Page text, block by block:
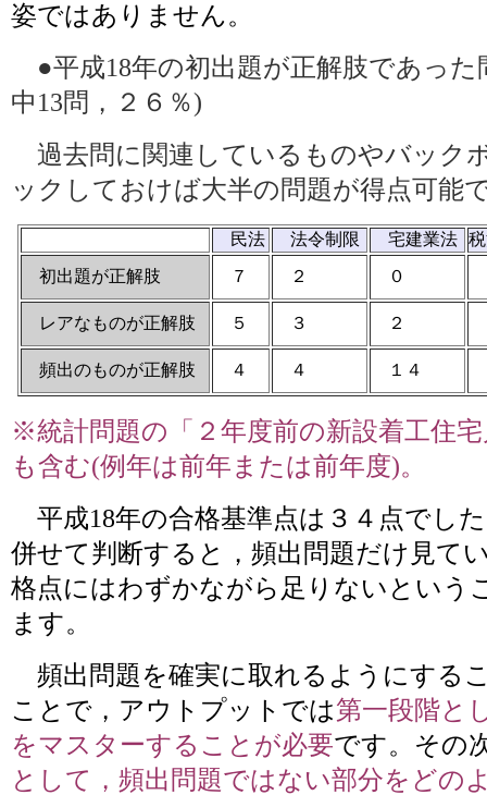
姿ではありません。
●平成18年の初出題が正解肢であっ
中13問，２６％)
過去問に関連しているものやバック
ックしておけば大半の問題が得点可能
民法 法令制限 宅建業法
初出題が正解肢
７ ２ ０
レアなものが正解肢 ５ ３ ２
頻出のものが正解肢 ４ ４ １４
※統計問題の「２年度前の新設着工住
も含む(例年は前年または前年度)。
平成18年の合格基準点は３４点でし
併せて判断すると，頻出問題だけ見て
格点にはわずかながら足りないという
ます。
頻出問題を確実に取れるようにする
ことで，アウトプットでは第一段階と
をマスターすることが必要です。その
として，頻出問題ではない部分をどの